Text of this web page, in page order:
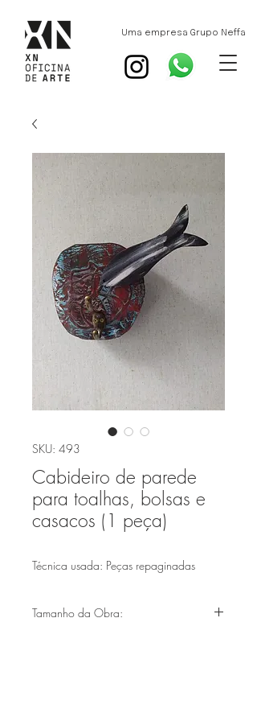
Uma empresa Grupo Neffa
SKU: 493
Cabideiro de parede
para toalhas, bolsas e
casacos (1 peça)
Técnica usada: Peças repaginadas
Tamanho da Obra: